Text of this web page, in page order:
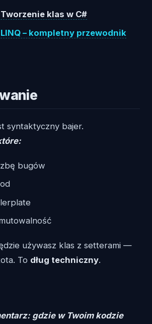
Tworzenie klas w C#
LINQ – kompletny przewodnik
syntaktyczny bajer.
bugów
używasz klas z setterami —
To dług techniczny.
gdzie w Twoim kodzie